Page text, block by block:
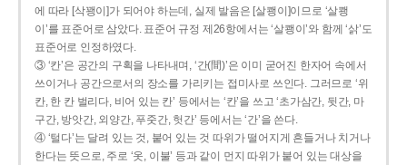
에 따라 [삭꽹이]가 되어야 하는데, 실제 발음은 [살쾡이]이므로 ‘살쾡
이’를 표준어로 삼았다. 표준어 규정 제26항에서는 ‘살쾡이’와 함께 ‘삵’도
표준어로 인정하였다.
③ ‘칸’은 공간의 구획을 나타내며, ‘간(間)’은 이미 굳어진 한자어 속에서
쓰이거나 공간으로서의 장소를 가리키는 접미사로 쓰인다. 그러므로 ‘위
칸, 한 칸 벌리다, 비어 있는 칸’ 등에서는 ‘칸’을 쓰고 ‘초가삼간, 뒷간, 마
구간, 방앗간, 외양간, 푸줏간, 헛간’ 등에서는 ‘간’을 쓴다.
④ ‘털다’는 달려 있는 것, 붙어 있는 것 따위가 떨어지게 흔들거나 치거나
한다는 뜻으로, 주로 ‘옷, 이불’ 등과 같이 먼지 따위가 붙어 있는 대상을